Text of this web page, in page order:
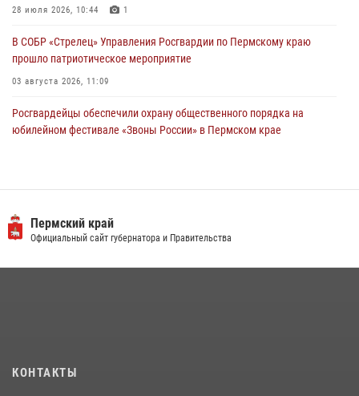
28 июля 2026, 10:44 1
В СОБР «Стрелец» Управления Росгвардии по Пермскому краю
прошло патриотическое мероприятие
03 августа 2026, 11:09
Росгвардейцы обеспечили охрану общественного порядка на
юбилейном фестивале «Звоны России» в Пермском крае
ветеринарно-санитарной службы с годовщиной образования
13 июля 2026, 10:43
Пермский край
Официальный сайт губернатора и Правительства
КОНТАКТЫ